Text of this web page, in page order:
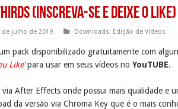
(INSCREVA-SE e DEIXE O LIKE)
de julho de 2019 Downloads, Edição de Vídeos
pack disponibilizado gratuitamente com
Like’para usar em seus vídeos no YouTUBE.
After Effects onde possui mais qualidade e
da versão via Chroma Key que é o mais